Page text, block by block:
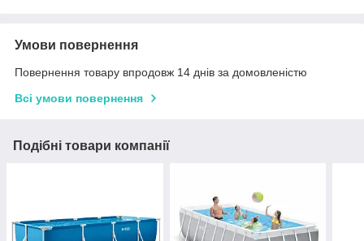
Умови повернення
Повернення товару впродовж 14 днів за домовленістю
Всі умови повернення
Подібні товари компанії